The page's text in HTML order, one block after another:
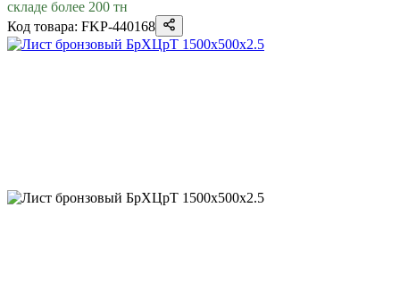
складе более 200 тн
Код товара: FKP-440168